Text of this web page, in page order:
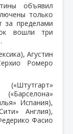
объявил
только
за пределами
вошли три
.
Агустин
Ромеро
Испания),
Англия),
Фасио